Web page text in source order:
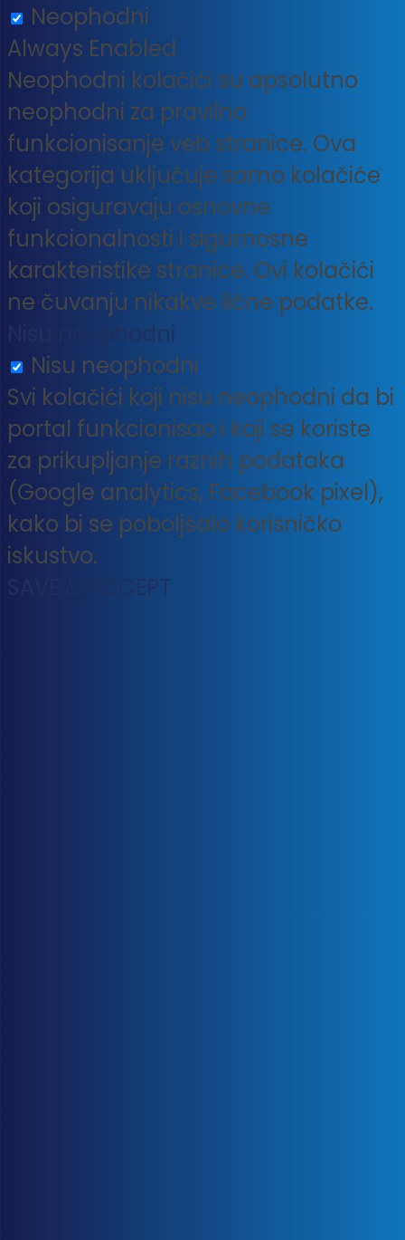
Neophodni
Always Enabled
Neophodni kolačići su apsolutno
neophodni za pravilno
funkcionisanje veb stranice. Ova
kategorija uključuje samo kolačiće
koji osiguravaju osnovne
funkcionalnosti i sigurnosne
karakteristike stranice. Ovi kolačići
ne čuvanju nikakve lične podatke.
Nisu neophodni
Nisu neophodni
Svi kolačići koji nisu neophodni da bi
portal funkcionisao i koji se koriste
za prikupljanje raznih podataka
(Google analytics, Facebook pixel),
kako bi se poboljšalo korisničko
iskustvo.
SAVE & ACCEPT